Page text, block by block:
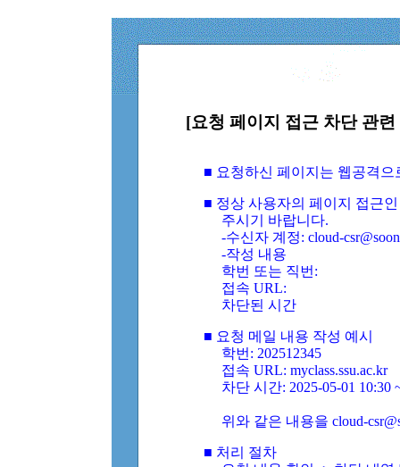
[요청 페이지 접근 차단 관
■ 요청하신 페이지는 웹공격
■ 정상 사용자의 페이지 접근
주시기 바랍니다.
-수신자 계정: cloud-
-작성 내용
학번 또는 직번:
접속 URL:
차단된 시간
■ 요청 메일 내용 작성 예시
학번: 202512345
접속 URL: myclass.ssu.ac.kr
차단 시간: 2025-05-01 10:30
위와 같은 내용을 cloud-
■ 처리 절차